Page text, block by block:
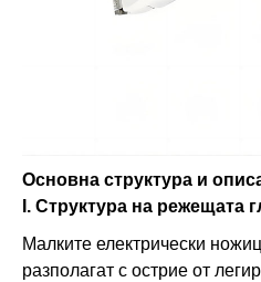
Основна структура и
I. Структура на режещата
Малките електрически
разполагат с острие от